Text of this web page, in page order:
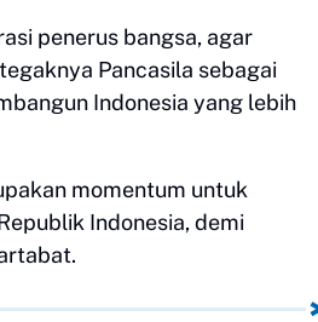
penerus bangsa, agar
Pancasila sebagai
Indonesia yang lebih
momentum untuk
Indonesia, demi